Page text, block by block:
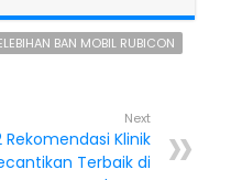
BAN MOBIL RUBICON
Next
Rekomendasi Klinik
Terbaik di